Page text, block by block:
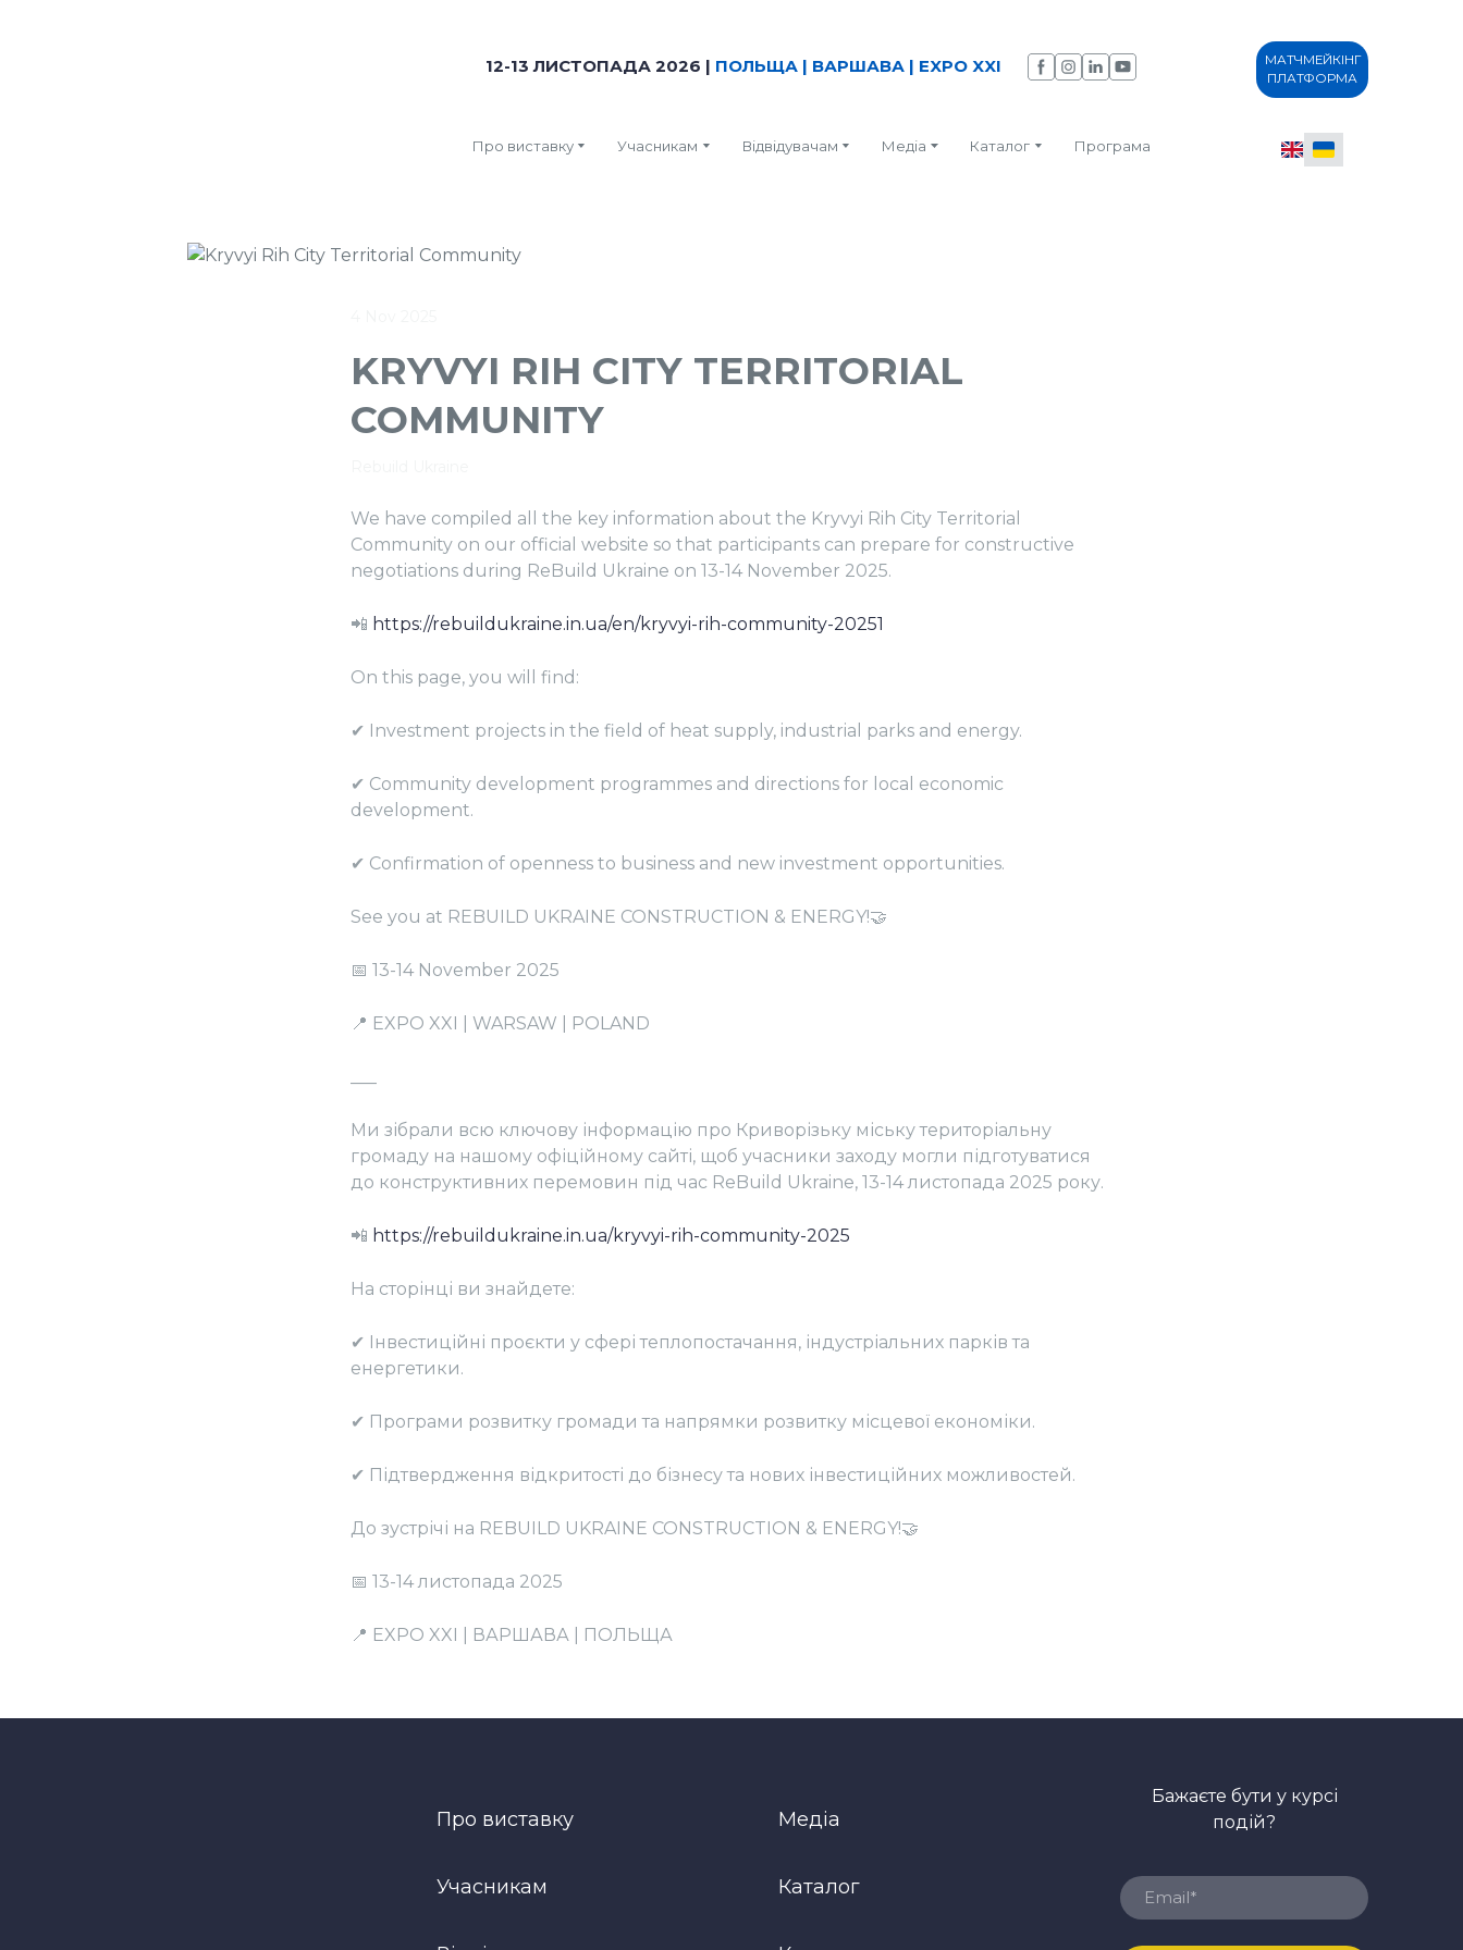
12-13 ЛИСТОПАДА 2026 | ПОЛЬЩА | ВАРШАВА | EXPO XXI
Про виставку Учасникам Відвідувачам Медіа Каталог Програма
МАТЧМЕЙКІНГ
ПЛАТФОРМА
KRYVYI RIH CITY TERRITORIAL
COMMUNITY
We have compiled all the key information about the Kryvyi Rih City Territorial
Community on our official website so that participants can prepare for constructive
negotiations during ReBuild Ukraine on 13-14 November 2025.
📲 https://rebuildukraine.in.ua/en/kryvyi-rih-community-20251
On this page, you will find:
✔ Investment projects in the field of heat supply, industrial parks and energy.
✔ Community development programmes and directions for local economic
development.
✔ Confirmation of openness to business and new investment opportunities.
See you at REBUILD UKRAINE CONSTRUCTION & ENERGY!🤝
📅 13-14 November 2025
📍 EXPO XXI | WARSAW | POLAND
Ми зібрали всю ключову інформацію про Криворізьку міську територіальну
громаду на нашому офіційному сайті, щоб учасники заходу могли підготуватися
до конструктивних перемовин під час ReBuild Ukraine, 13-14 листопада 2025 року.
📲 https://rebuildukraine.in.ua/kryvyi-rih-community-2025
На сторінці ви знайдете:
✔ Інвестиційні проєкти у сфері теплопостачання, індустріальних парків та
енергетики.
✔ Програми розвитку громади та напрямки розвитку місцевої економіки.
✔ Підтвердження відкритості до бізнесу та нових інвестиційних можливостей.
До зустрічі на REBUILD UKRAINE CONSTRUCTION & ENERGY!🤝
📅 13-14 листопада 2025
📍 EXPO XXI | ВАРШАВА | ПОЛЬЩА
Про виставку
Учасникам
Медіа
Каталог
Бажаєте бути у курсі
подій?